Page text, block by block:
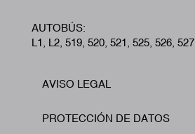
AUTOBÚS:
L1, L2, 519, 520, 521, 525, 526, 527
Footer
AVISO LEGAL
PROTECCIÓN DE DATOS